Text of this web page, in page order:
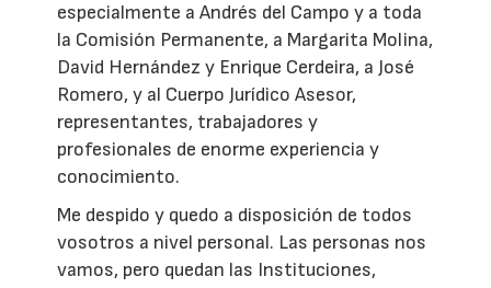
especialmente a Andrés del Campo y a toda
la Comisión Permanente, a Margarita Molina,
David Hernández y Enrique Cerdeira, a José
Romero, y al Cuerpo Jurídico Asesor,
representantes, trabajadores y
profesionales de enorme experiencia y
conocimiento.
Me despido y quedo a disposición de todos
vosotros a nivel personal. Las personas nos
vamos, pero quedan las Instituciones,